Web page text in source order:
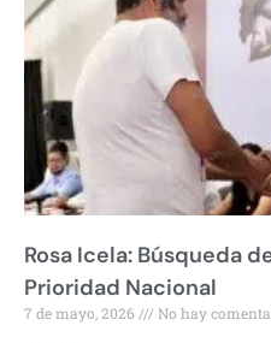
Rosa Icela: Búsqueda
Prioridad Nacional
7 de mayo, 2026 No hay